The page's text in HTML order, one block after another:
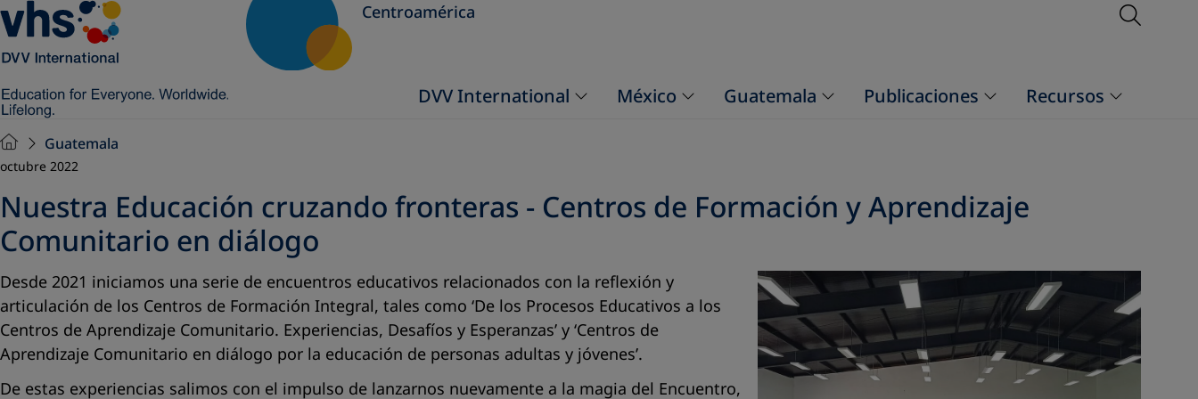
Centroamérica Open
DVV International México Guatemala Publicaciones Recursos
Guatemala
octubre 2022
Nuestra Educación cruzando fronteras - Centros de Formación y Aprendizaje
Comunitario en diálogo
Desde 2021 iniciamos una serie de encuentros educativos relacionados con la reflexión y
articulación de los Centros de Formación Integral, tales como ‘De los Procesos Educativos a los
Centros de Aprendizaje Comunitario. Experiencias, Desafíos y Esperanzas’y‘Centros de
Aprendizaje Comunitario en diálogo por la educación de personas adultas y jóvenes’.
De estas experiencias salimos con el impulso de lanzarnos nuevamente a la magia del Encuentro,